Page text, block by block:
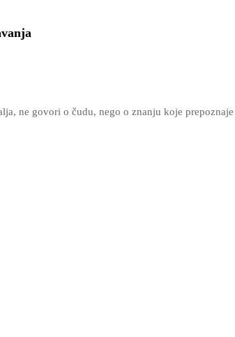
ne govori o čudu, nego o znanju koje